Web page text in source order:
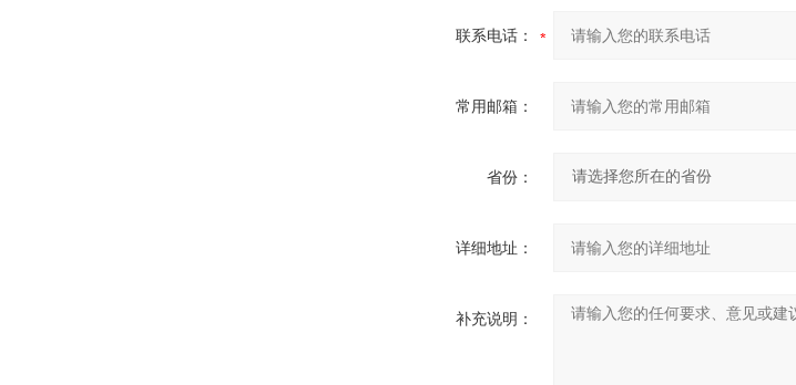
联系电话：
常用邮箱：
省份：
详细地址：
补充说明：